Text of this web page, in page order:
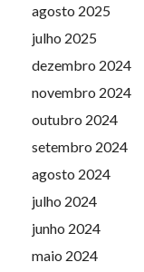
agosto 2025
julho 2025
dezembro 2024
novembro 2024
outubro 2024
setembro 2024
agosto 2024
julho 2024
junho 2024
maio 2024